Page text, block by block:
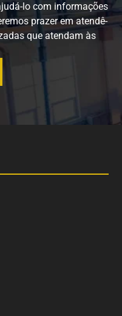
lo com informações
prazer em atendê-
que atendam às